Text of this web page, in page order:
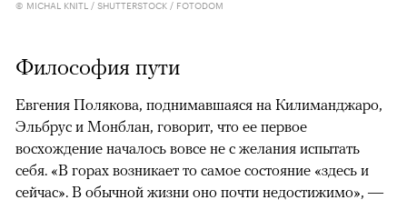
© MICHAL KNITL / SHUTTERSTOCK / FOTODOM
Философия пути
Евгения Полякова, поднимавшаяся на Килиманджаро,
Эльбрус и Монблан, говорит, что ее первое
восхождение началось вовсе не с желания испытать
себя. «В горах возникает то самое состояние «здесь и
сейчас». В обычной жизни оно почти недостижимо», —